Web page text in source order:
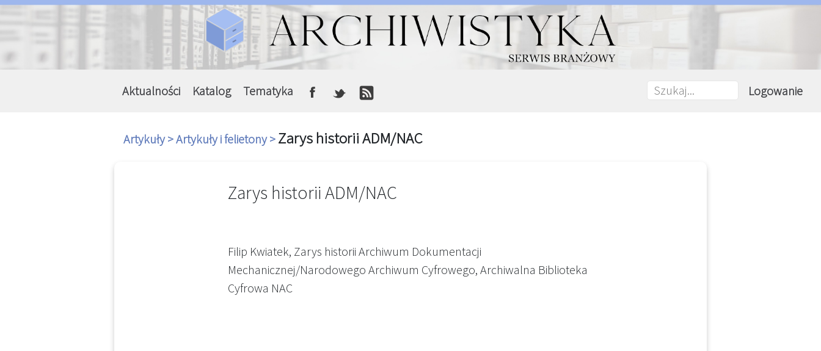
Aktualności Katalog Tematyka Logowanie
Artykuły >Artykuły i felietony > Zarys historii ADM/NAC
Zarys historii ADM/NAC
Filip Kwiatek, Zarys historii Archiwum Dokumentacji
Mechanicznej/Narodowego Archiwum Cyfrowego, Archiwalna Biblioteka
Cyfrowa NAC